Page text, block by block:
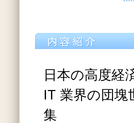
日本の高度経
IT 業界の団
集